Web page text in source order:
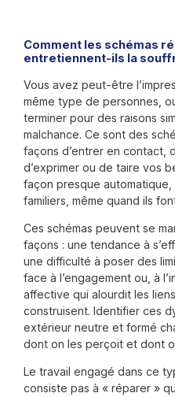
Comment les schémas
entretiennent-ils la
Vous avez peut-être
même type de personnes,
terminer pour des raisons
malchance. Ce sont des
façons d’entrer en contact,
d’exprimer ou de taire vos
façon presque automatique,
familiers, même quand ils
Ces schémas peuvent se
façons : une tendance à
une difficulté à poser des
face à l’engagement ou, à
affective qui alourdit les
construisent. Identifier ces
extérieur neutre et formé
dont on les perçoit et dont
Le travail engagé dans ce
consiste pas à « réparer »